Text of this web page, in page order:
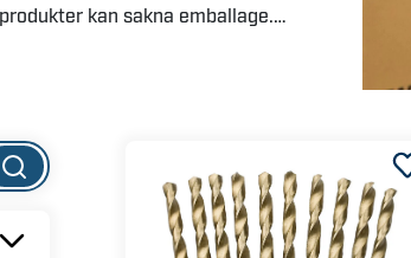
kan sakna emballage.
först i vår verkstad för att se så